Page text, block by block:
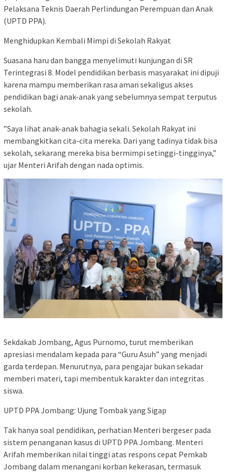
Pelaksana Teknis Daerah Perlindungan Perempuan dan Anak
(UPTD PPA).
​Menghidupkan Kembali Mimpi di Sekolah Rakyat
​Suasana haru dan bangga menyelimuti kunjungan di SR
Terintegrasi 8. Model pendidikan berbasis masyarakat ini dipuji
karena mampu memberikan rasa aman sekaligus akses
pendidikan bagi anak-anak yang sebelumnya sempat terputus
sekolah.
​”Saya lihat anak-anak bahagia sekali. Sekolah Rakyat ini
membangkitkan cita-cita mereka. Dari yang tadinya tidak bisa
sekolah, sekarang mereka bisa bermimpi setinggi-tingginya,”
ujar Menteri Arifah dengan nada optimis.
​Sekdakab Jombang, Agus Purnomo, turut memberikan
apresiasi mendalam kepada para “Guru Asuh” yang menjadi
garda terdepan. Menurutnya, para pengajar bukan sekadar
memberi materi, tapi membentuk karakter dan integritas
siswa.
​UPTD PPA Jombang: Ujung Tombak yang Sigap
​Tak hanya soal pendidikan, perhatian Menteri bergeser pada
sistem penanganan kasus di UPTD PPA Jombang. Menteri
Arifah memberikan nilai tinggi atas respons cepat Pemkab
Jombang dalam menangani korban kekerasan, termasuk